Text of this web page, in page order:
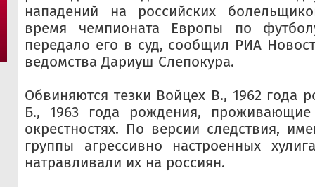
нападений на российских
время чемпионата Европы по
передало его в суд, сообщил РИА
ведомства Дариуш Слепокура.
Обвиняются тезки Войцех В., 1962 года
Б., 1963 года рождения,
окрестностях. По версии следствия,
группы агрессивно настроенных
натравливали их на россиян.